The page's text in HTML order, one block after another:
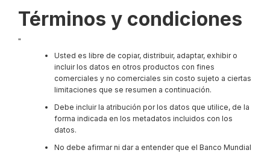
Términos y condiciones
"
Usted es libre de copiar, distribuir, adaptar, exhibir o
incluir los datos en otros productos con fines
comerciales y no comerciales sin costo sujeto a ciertas
limitaciones que se resumen a continuación.
Debe incluir la atribución por los datos que utilice, de la
forma indicada en los metadatos incluidos con los
datos.
No debe afirmar ni dar a entender que el Banco Mundial